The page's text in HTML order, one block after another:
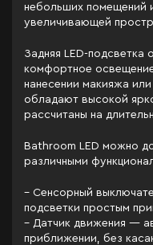
небольших помещений
увеличивающей
Задняя LED-подсветка
комфортное
нанесении макияжа
обладают высокой
рассчитаны на
Bathroom LED можно
различными
– Сенсорный
подсветки простым
– Датчик движения —
приближении, без